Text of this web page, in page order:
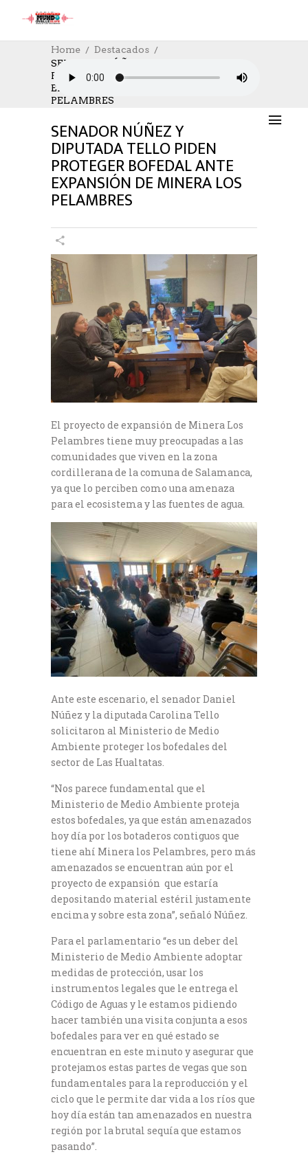
Home
Destacados
SENADOR NÚÑEZ Y DIPUTADA TELLO
PIDEN PROTEGER BOFEDAL ANTE
EXPANSIÓN DE MINERA LOS
PELAMBRES
DESTACADOS NOTICIAS,SOCIAL,SOCIAL
06/09/2023
964 SEEN
0 COMMENTS
SENADOR NÚÑEZ Y
DIPUTADA TELLO PIDEN
PROTEGER BOFEDAL ANTE
EXPANSIÓN DE MINERA LOS
PELAMBRES
El proyecto de expansión de Minera Los
Pelambres tiene muy preocupadas a las
comunidades que viven en la zona
cordillerana de la comuna de Salamanca,
ya que lo perciben como una amenaza
para el ecosistema y las fuentes de agua.
Ante este escenario, el senador Daniel
Núñez y la diputada Carolina Tello
solicitaron al Ministerio de Medio
Ambiente proteger los bofedales del
sector de Las Hualtatas.
“Nos parece fundamental que el
Ministerio de Medio Ambiente proteja
estos bofedales, ya que están amenazados
hoy día por los botaderos contiguos que
tiene ahí Minera los Pelambres, pero más
amenazados se encuentran aún por el
proyecto de expansión que estaría
depositando material estéril justamente
encima y sobre esta zona”, señaló Núñez.
Para el parlamentario “es un deber del
Ministerio de Medio Ambiente adoptar
medidas de protección, usar los
instrumentos legales que le entrega el
Código de Aguas y le estamos pidiendo
hacer también una visita conjunta a esos
bofedales para ver en qué estado se
encuentran en este minuto y asegurar que
protejamos estas partes de vegas que son
fundamentales para la reproducción y el
ciclo que le permite dar vida a los ríos que
hoy día están tan amenazados en nuestra
región por la brutal sequía que estamos
pasando”.